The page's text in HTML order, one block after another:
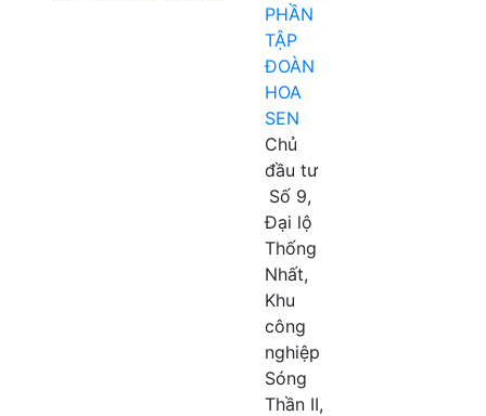
PHẦN
TẬP
ĐOÀN
HOA
SEN
Chủ
đầu tư
Số 9,
Đại lộ
Thống
Nhất,
Khu
công
nghiệp
Sóng
Thần II,